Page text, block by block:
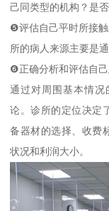
己同类型的机构？是
❺评估自己平时所接
所的病人来源主要是
❻正确分析和评估自己
通过对周围基本情
论。诊所的定位决定
备器材的选择、收费
状况和利润大小。